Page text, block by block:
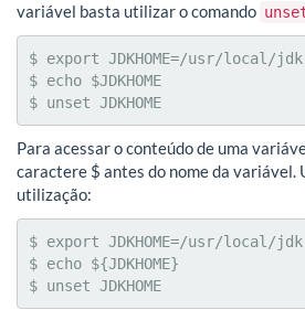
variável basta utilizar o comando
$ export JDKHOME=/usr/local/jdk
$ echo $JDKHOME
$ unset JDKHOME
Para acessar o conteúdo de uma
caractere $ antes do nome da variável.
utilização:
$ export JDKHOME=/usr/local/jdk
$ echo ${JDKHOME}
$ unset JDKHOME